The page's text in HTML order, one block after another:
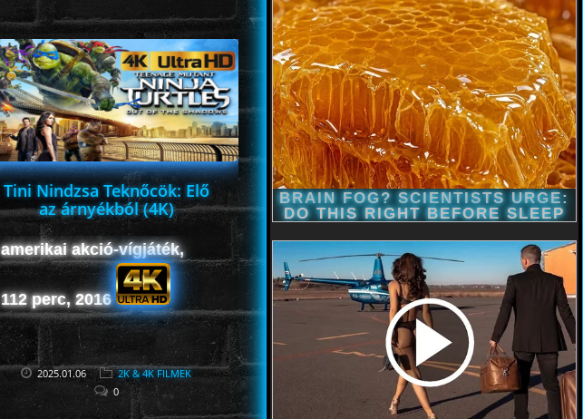
Tini Nindzsa Teknőcök: Elő
az árnyékból (4K)
amerikai akció-vígjáték,
112 perc, 2016
2025.01.06
2K & 4K FILMEK
0